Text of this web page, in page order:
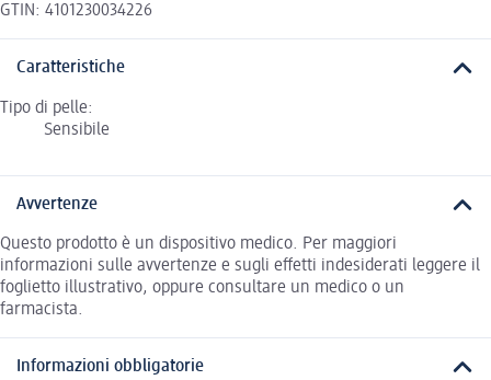
GTIN: 4101230034226
Caratteristiche
Tipo di pelle:
Sensibile
Avvertenze
Questo prodotto è un dispositivo medico. Per maggiori
informazioni sulle avvertenze e sugli effetti indesiderati leggere il
foglietto illustrativo, oppure consultare un medico o un
farmacista.
Informazioni obbligatorie